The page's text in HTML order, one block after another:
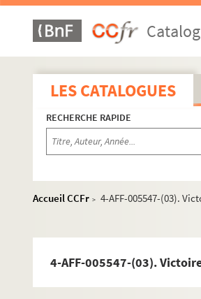
LES CATALOGUES
RECHERCHE RAPIDE
Accueil CCFr > 4-AFF-005547-(03).
4-AFF-005547-(03).
10e arrondissement
L'Alhambra